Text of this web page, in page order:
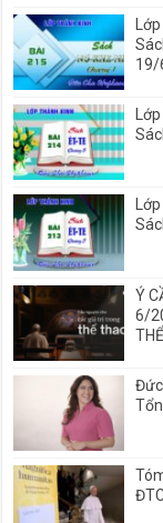
19/
Ý
6/